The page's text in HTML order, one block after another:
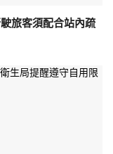
旅客須配合站內疏